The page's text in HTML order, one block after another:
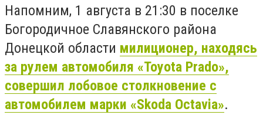
Напомним, 1 августа в 21:30 в поселке
Богородичное Славянского района
Донецкой области милиционер, находясь
за рулем автомобиля «Toyota Prado»,
совершил лобовое столкновение с
автомобилем марки «Skoda Octavia».